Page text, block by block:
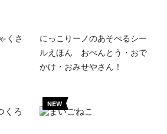
くさ
にっこりーノのあそべるシー
ルえほん おべんとう・おで
かけ・おみせやさん！
NEW